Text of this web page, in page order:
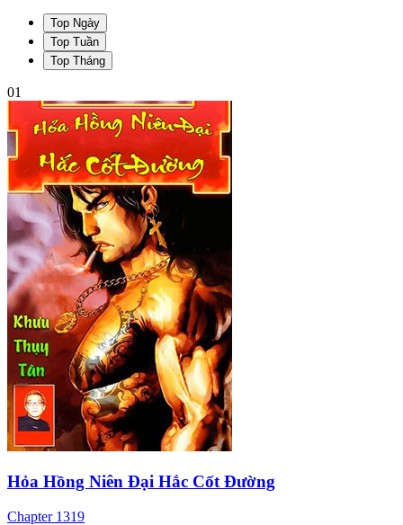
Top Ngày
Top Tuần
Top Tháng
01
Hỏa Hồng Niên Đại Hắc Cốt Đường
Chapter 1319